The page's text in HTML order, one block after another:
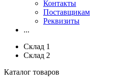
Контакты
Поставщикам
Реквизиты
...
Склад 1
Склад 2
Каталог товаров